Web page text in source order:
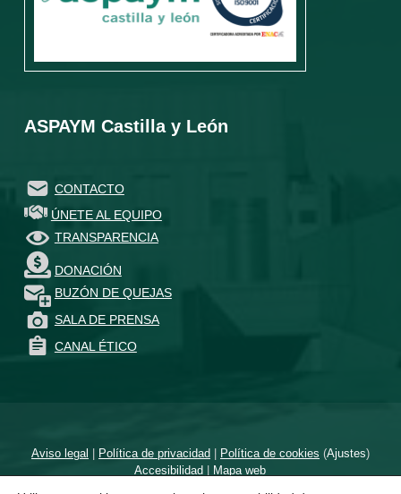
ASPAYM Castilla y León
CONTACTO
ÚNETE AL EQUIPO
TRANSPARENCIA
DONACIÓN
BUZÓN DE QUEJAS
SALA DE PRENSA
CANAL ÉTICO
Aviso legal | Política de privacidad| Política de cookies (Ajustes)
Accesibilidad | Mapa web